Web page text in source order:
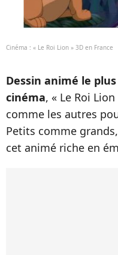
Cinéma : « Le Roi Lion » 3D en France
Dessin animé le
cinéma, « Le Roi
comme les autres
Petits comme
cet animé riche en